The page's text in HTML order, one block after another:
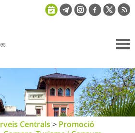
Centrals > Promoció